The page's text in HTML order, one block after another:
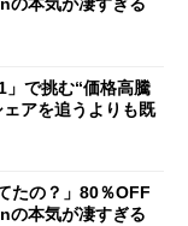
」で挑む“価格高騰
アを追うよりも既
たの？」80％OFF
の本気が凄すぎる